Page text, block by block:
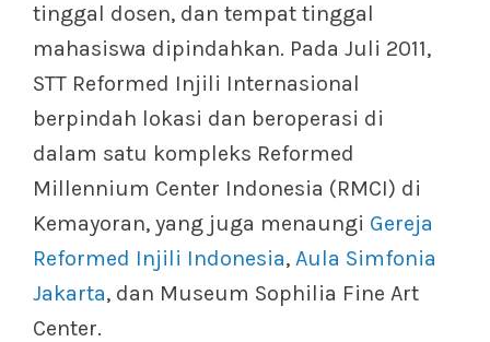
tinggal dosen, dan tempat tinggal
mahasiswa dipindahkan. Pada Juli 2011,
STT Reformed Injili Internasional
berpindah lokasi dan beroperasi di
dalam satu kompleks Reformed
Millennium Center Indonesia (RMCI) di
Kemayoran, yang juga menaungi Gereja
Reformed Injili Indonesia, Aula Simfonia
Jakarta, dan Museum Sophilia Fine Art
Center.